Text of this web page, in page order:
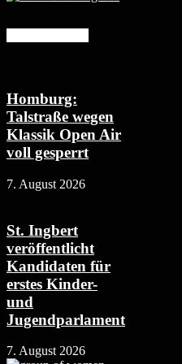
Homburg:
Talstraße wegen
Klassik Open Air
voll gesperrt
7. August 2026
St. Ingbert
veröffentlicht
Kandidaten für
erstes Kinder-
und
Jugendparlament
7. August 2026